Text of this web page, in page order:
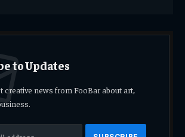
to Updates
creative news from FooBar about art,